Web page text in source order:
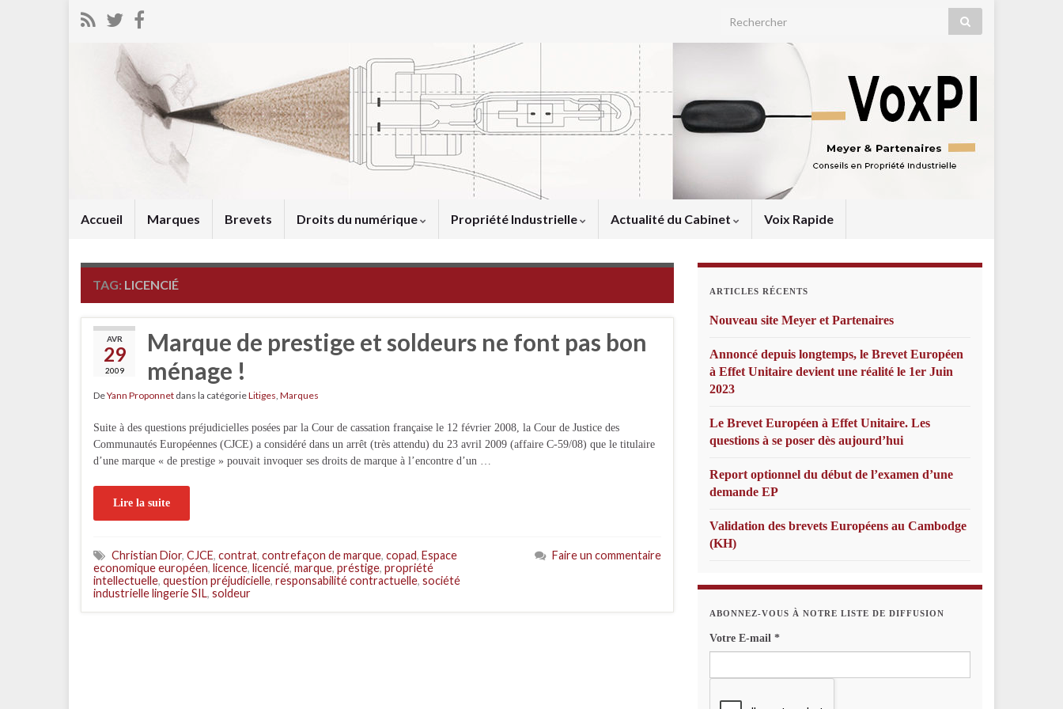
Search for:
Accueil Marques Brevets Droits du numérique Propriété Industrielle Actualité du Cabinet Voix Rapide
TAG: LICENCIÉ
AVR
29
2009
Marque de prestige et soldeurs ne font pas bon
ménage !
DeYann Proponnet dans la catégorieLitiges, Marques
Suite à des questions préjudicielles posées par la Cour de cassation française le 12 février 2008, la Cour de Justice des
Communautés Européennes (CJCE) a considéré dans un arrêt (très attendu) du 23 avril 2009 (affaire C-59/08) que le titulaire
d’une marque « de prestige » pouvait invoquer ses droits de marque à l’encontre d’un …
Lire la suite
Christian Dior, CJCE, contrat, contrefaçon de marque, copad, Espace
economique européen, licence, licencié, marque, préstige, propriété
intellectuelle, question préjudicielle, responsabilité contractuelle, société
industrielle lingerie SIL, soldeur
Faire un commentaire
ARTICLES RÉCENTS
Nouveau site Meyer et Partenaires
Annoncé depuis longtemps, le Brevet Européen
à Effet Unitaire devient une réalité le 1er Juin
2023
Le Brevet Européen à Effet Unitaire. Les
questions à se poser dès aujourd’hui
Report optionnel du début de l’examen d’une
demande EP
Validation des brevets Européens au Cambodge
(KH)
ABONNEZ-VOUS À NOTRE LISTE DE DIFFUSION
Votre E-mail *